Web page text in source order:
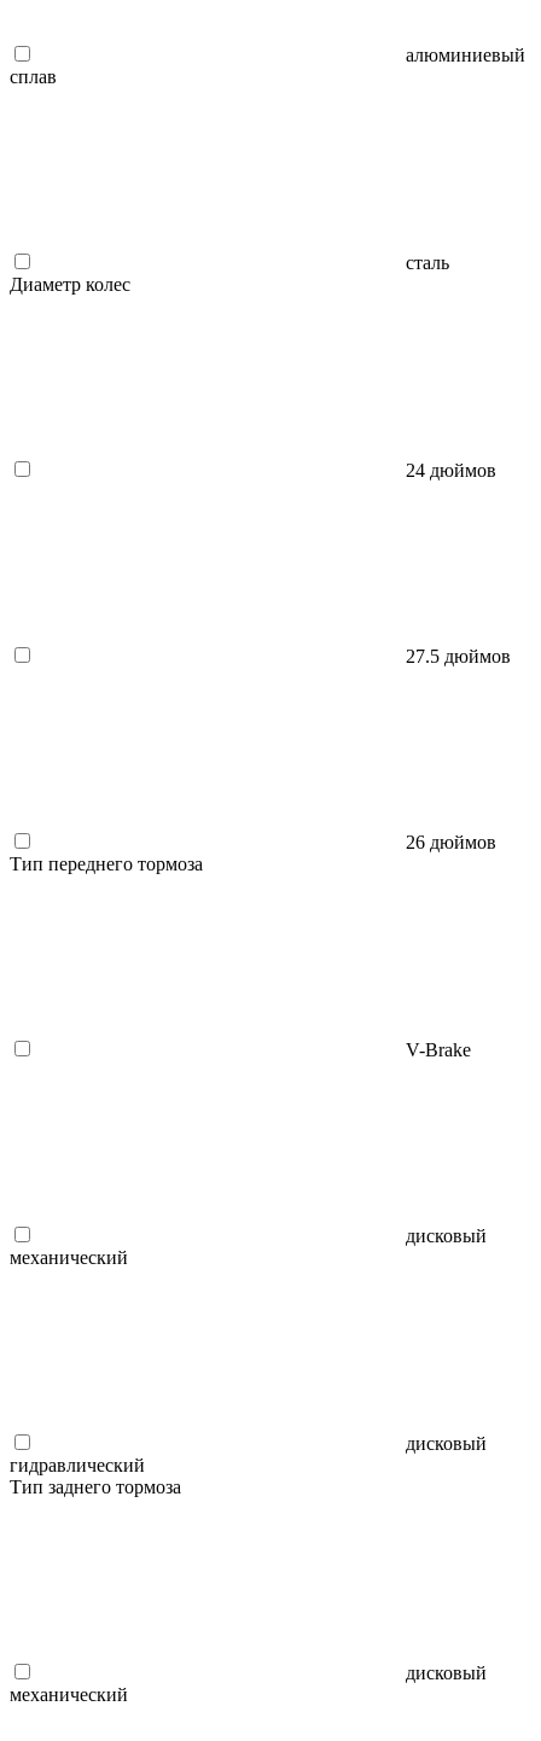
алюминиевый
сплав
сталь
Диаметр колес
24 дюймов
27.5 дюймов
26 дюймов
Тип переднего тормоза
V-Brake
дисковый
механический
дисковый
гидравлический
Тип заднего тормоза
дисковый
механический